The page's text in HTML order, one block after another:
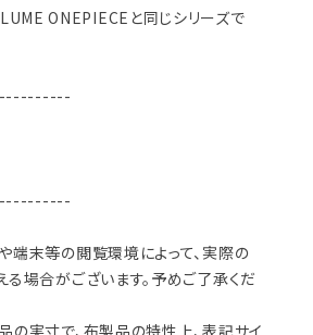
ONEPIECEと同じシリーズで
末等の閲覧環境によって、実際の
る場合がございます。予めご了承くだ